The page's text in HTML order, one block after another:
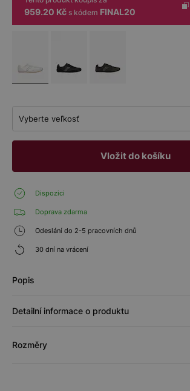
959.20 Kč s kódem FINAL20
Vyberte veľkosť
Vložit do košíku
Dispozici
Doprava zdarma
Odeslání do 2-5 pracovních dnů
30 dní na vrácení
Popis
Detailní informace o produktu
Rozměry